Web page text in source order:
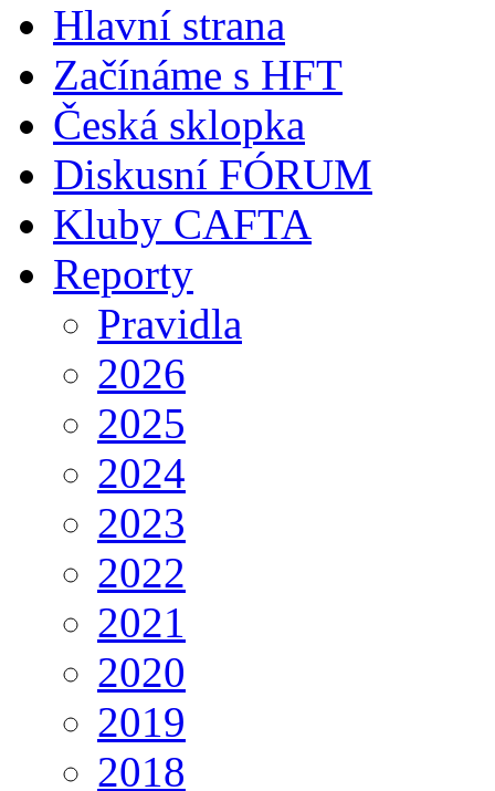
Hlavní strana
Začínáme s HFT
Česká sklopka
Diskusní FÓRUM
Kluby CAFTA
Reporty
Pravidla
2026
2025
2024
2023
2022
2021
2020
2019
2018